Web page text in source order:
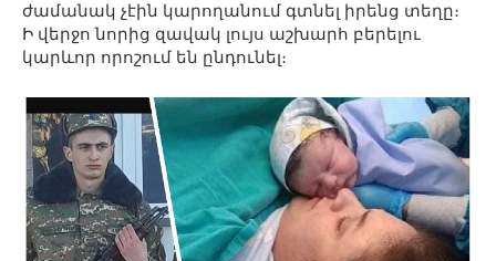
ժամանակ չէին կարողանում գտնել իրենց տեղը։
Ի վերջո նորից զավակ լույս աշխարհ բերելու
կարևոր որոշում են ընդունել։